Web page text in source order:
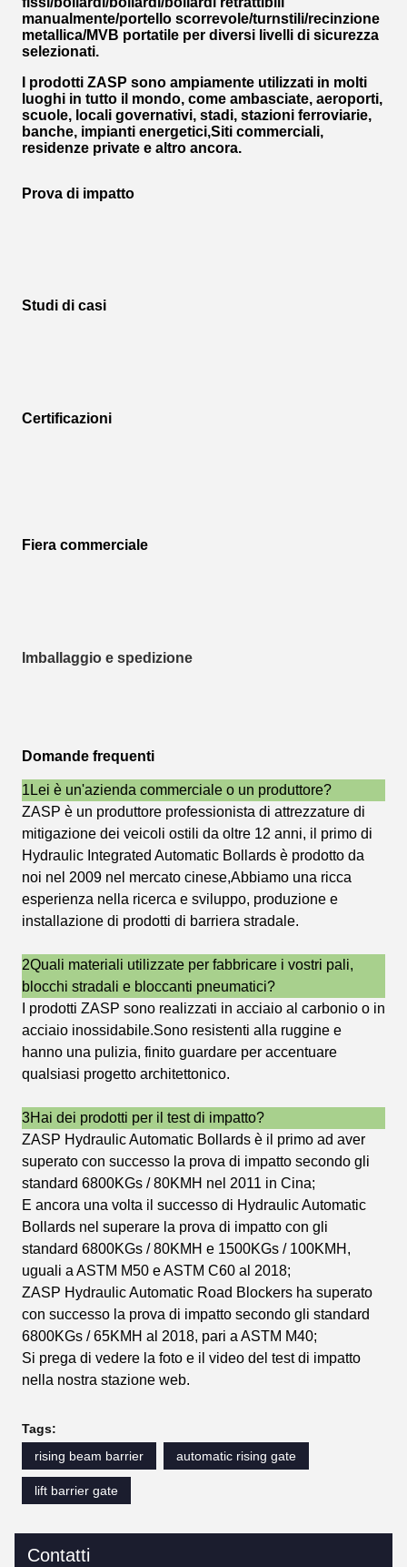
manualmente/portello scorrevole/turnstili/recinzione
metallica/MVB portatile per diversi livelli di sicurezza
selezionati.
I prodotti ZASP sono ampiamente utilizzati in molti
luoghi in tutto il mondo, come ambasciate, aeroporti,
scuole, locali governativi, stadi, stazioni ferroviarie,
banche, impianti energetici,Siti commerciali,
residenze private e altro ancora.
Prova di impatto
Studi di casi
Certificazioni
Fiera commerciale
Imballaggio e spedizione
Domande frequenti
1Lei è un'azienda commerciale o un produttore?
ZASP è un produttore professionista di attrezzature di
mitigazione dei veicoli ostili da oltre 12 anni, il primo di
Hydraulic Integrated Automatic Bollards è prodotto da
noi nel 2009 nel mercato cinese,Abbiamo una ricca
esperienza nella ricerca e sviluppo, produzione e
installazione di prodotti di barriera stradale.
2Quali materiali utilizzate per fabbricare i vostri pali,
blocchi stradali e bloccanti pneumatici?
I prodotti ZASP sono realizzati in acciaio al carbonio o in
acciaio inossidabile.Sono resistenti alla ruggine e
hanno una pulizia, finito guardare per accentuare
qualsiasi progetto architettonico.
3Hai dei prodotti per il test di impatto?
ZASP Hydraulic Automatic Bollards è il primo ad aver
superato con successo la prova di impatto secondo gli
standard 6800KGs / 80KMH nel 2011 in Cina;
E ancora una volta il successo di Hydraulic Automatic
Bollards nel superare la prova di impatto con gli
standard 6800KGs / 80KMH e 1500KGs / 100KMH,
uguali a ASTM M50 e ASTM C60 al 2018;
ZASP Hydraulic Automatic Road Blockers ha superato
con successo la prova di impatto secondo gli standard
6800KGs / 65KMH al 2018, pari a ASTM M40;
Si prega di vedere la foto e il video del test di impatto
nella nostra stazione web.
Tags:
rising beam barrier
automatic rising gate
lift barrier gate
Contatti